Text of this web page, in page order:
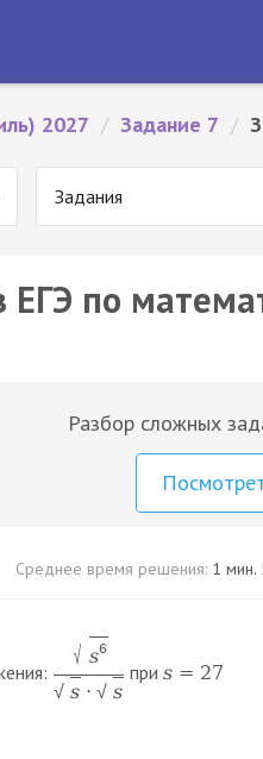
2027 / Задание 7 /
Задания
ЕГЭ по
Разбор сложных
Среднее время решения: 1 мин.
√ s6
√ s ⋅ √ s
при s = 27